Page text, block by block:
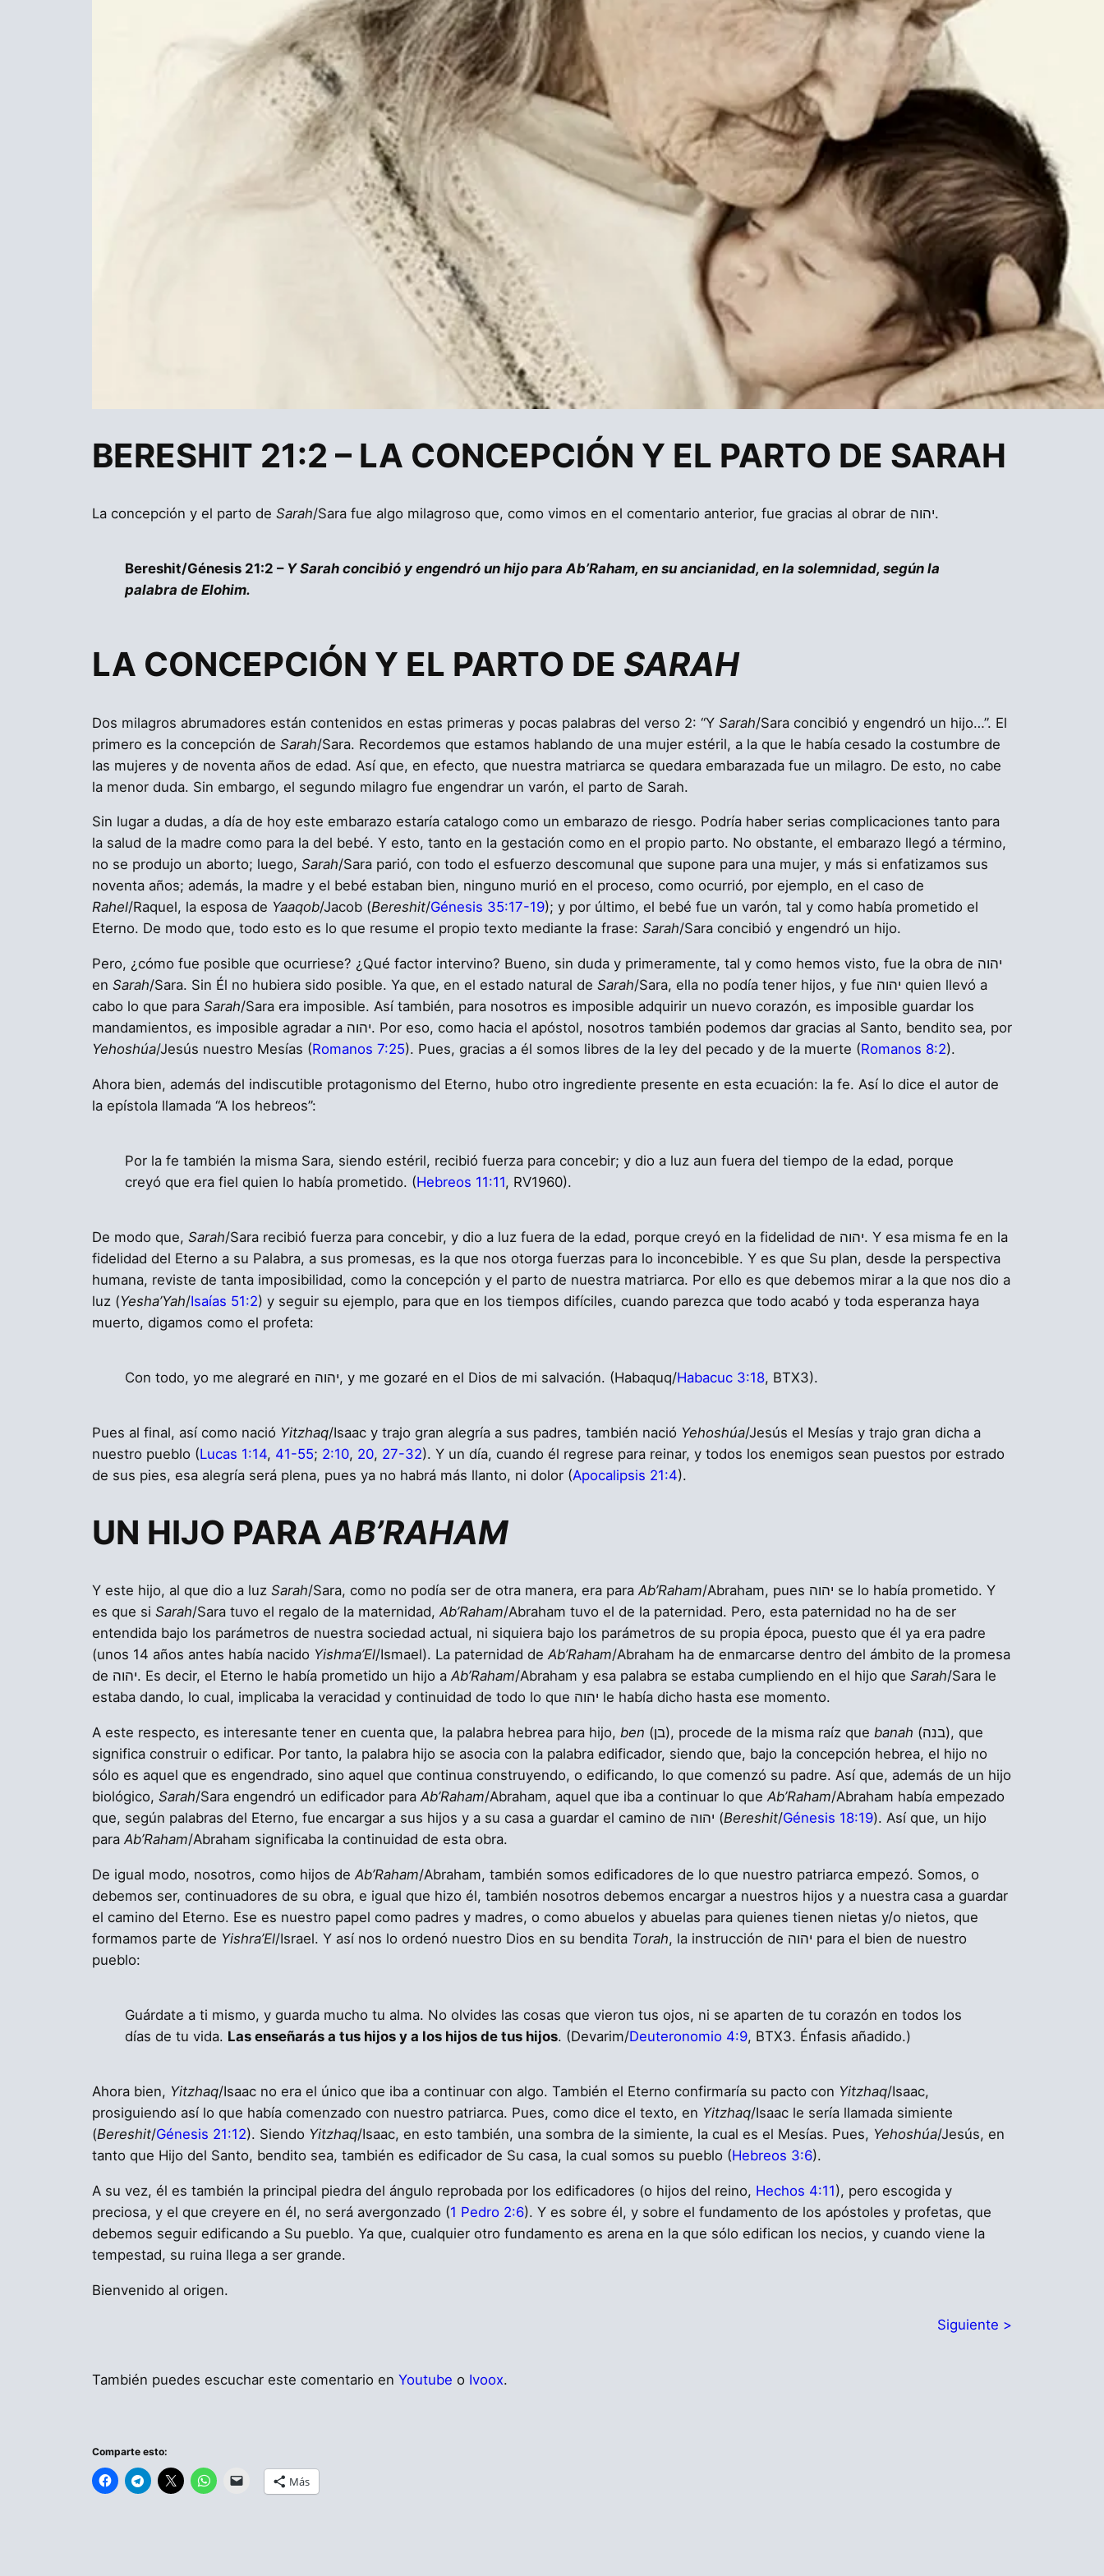
BERESHIT 21:2 – LA CONCEPCIÓN Y EL PARTO DE SARAH
La concepción y el parto de Sarah /Sara fue algo milagroso que, como vimos en el comentario anterior, fue gracias al obrar de יהוה.
Bereshit/Génesis 21:2 – Y Sarah concibió y engendró un hijo para Ab’Raham, en su ancianidad, en la solemnidad, según la
palabra de Elohim.
LA CONCEPCIÓN Y EL PARTO DE SARAH
Dos milagros abrumadores están contenidos en estas primeras y pocas palabras del verso 2: “Y Sarah/Sara concibió y engendró un hijo…”. El
primero es la concepción de Sarah/Sara. Recordemos que estamos hablando de una mujer estéril, a la que le había cesado la costumbre de
las mujeres y de noventa años de edad. Así que, en efecto, que nuestra matriarca se quedara embarazada fue un milagro. De esto, no cabe
la menor duda. Sin embargo, el segundo milagro fue engendrar un varón, el parto de Sarah.
Sin lugar a dudas, a día de hoy este embarazo estaría catalogo como un embarazo de riesgo. Podría haber serias complicaciones tanto para
la salud de la madre como para la del bebé. Y esto, tanto en la gestación como en el propio parto. No obstante, el embarazo llegó a término,
no se produjo un aborto; luego, Sarah/Sara parió, con todo el esfuerzo descomunal que supone para una mujer, y más si enfatizamos sus
noventa años; además, la madre y el bebé estaban bien, ninguno murió en el proceso, como ocurrió, por ejemplo, en el caso de
Rahel/Raquel, la esposa de Yaaqob/Jacob (Bereshit/Génesis 35:17-19); y por último, el bebé fue un varón, tal y como había prometido el
Eterno. De modo que, todo esto es lo que resume el propio texto mediante la frase: Sarah/Sara concibió y engendró un hijo.
Pero, ¿cómo fue posible que ocurriese? ¿Qué factor intervino? Bueno, sin duda y primeramente, tal y como hemos visto, fue la obra de יהוה
en Sarah/Sara. Sin Él no hubiera sido posible. Ya que, en el estado natural de Sarah/Sara, ella no podía tener hijos, y fue יהוה quien llevó a
cabo lo que para Sarah/Sara era imposible. Así también, para nosotros es imposible adquirir un nuevo corazón, es imposible guardar los
mandamientos, es imposible agradar a יהוה. Por eso, como hacia el apóstol, nosotros también podemos dar gracias al Santo, bendito sea, por
Yehoshúa/Jesús nuestro Mesías (Romanos 7:25). Pues, gracias a él somos libres de la ley del pecado y de la muerte (Romanos 8:2).
Ahora bien, además del indiscutible protagonismo del Eterno, hubo otro ingrediente presente en esta ecuación: la fe. Así lo dice el autor de
la epístola llamada “A los hebreos”:
Por la fe también la misma Sara, siendo estéril, recibió fuerza para concebir; y dio a luz aun fuera del tiempo de la edad, porque
creyó que era fiel quien lo había prometido. (Hebreos 11:11, RV1960).
De modo que, Sarah/Sara recibió fuerza para concebir, y dio a luz fuera de la edad, porque creyó en la fidelidad de יהוה. Y esa misma fe en la
fidelidad del Eterno a su Palabra, a sus promesas, es la que nos otorga fuerzas para lo inconcebible. Y es que Su plan, desde la perspectiva
humana, reviste de tanta imposibilidad, como la concepción y el parto de nuestra matriarca. Por ello es que debemos mirar a la que nos dio a
luz (Yesha’Yah/Isaías 51:2) y seguir su ejemplo, para que en los tiempos difíciles, cuando parezca que todo acabó y toda esperanza haya
muerto, digamos como el profeta:
Con todo, yo me alegraré en יהוה, y me gozaré en el Dios de mi salvación. (Habaquq/Habacuc 3:18, BTX3).
Pues al final, así como nació Yitzhaq/Isaac y trajo gran alegría a sus padres, también nació Yehoshúa/Jesús el Mesías y trajo gran dicha a
nuestro pueblo (Lucas 1:14, 41-55; 2:10, 20, 27-32). Y un día, cuando él regrese para reinar, y todos los enemigos sean puestos por estrado
de sus pies, esa alegría será plena, pues ya no habrá más llanto, ni dolor (Apocalipsis 21:4).
UN HIJO PARAAB’RAHAM
Y este hijo, al que dio a luz Sarah/Sara, como no podía ser de otra manera, era paraAb’Raham/Abraham, pues יהוה se lo había prometido. Y
es que si Sarah/Sara tuvo el regalo de la maternidad,Ab’Raham/Abraham tuvo el de la paternidad. Pero, esta paternidad no ha de ser
entendida bajo los parámetros de nuestra sociedad actual, ni siquiera bajo los parámetros de su propia época, puesto que él ya era padre
(unos 14 años antes había nacido Yishma’El/Ismael). La paternidad deAb’Raham/Abraham ha de enmarcarse dentro del ámbito de la promesa
de יהוה. Es decir, el Eterno le había prometido un hijo aAb’Raham/Abraham y esa palabra se estaba cumpliendo en el hijo que Sarah/Sara le
estaba dando, lo cual, implicaba la veracidad y continuidad de todo lo que יהוה le había dicho hasta ese momento.
A este respecto, es interesante tener en cuenta que, la palabra hebrea para hijo, ben (בן), procede de la misma raíz que banah (בנה), que
significa construir o edificar. Por tanto, la palabra hijo se asocia con la palabra edificador, siendo que, bajo la concepción hebrea, el hijo no
sólo es aquel que es engendrado, sino aquel que continua construyendo, o edificando, lo que comenzó su padre. Así que, además de un hijo
biológico, Sarah/Sara engendró un edificador paraAb’Raham/Abraham, aquel que iba a continuar lo queAb’Raham/Abraham había empezado
que, según palabras del Eterno, fue encargar a sus hijos y a su casa a guardar el camino de יהוה (Bereshit/Génesis 18:19). Así que, un hijo
paraAb’Raham/Abraham significaba la continuidad de esta obra.
De igual modo, nosotros, como hijos de Ab’Raham/Abraham, también somos edificadores de lo que nuestro patriarca empezó. Somos, o
debemos ser, continuadores de su obra, e igual que hizo él, también nosotros debemos encargar a nuestros hijos y a nuestra casa a guardar
el camino del Eterno. Ese es nuestro papel como padres y madres, o como abuelos y abuelas para quienes tienen nietas y/o nietos, que
formamos parte de Yishra’El/Israel. Y así nos lo ordenó nuestro Dios en su bendita Torah, la instrucción de יהוה para el bien de nuestro
pueblo:
Guárdate a ti mismo, y guarda mucho tu alma. No olvides las cosas que vieron tus ojos, ni se aparten de tu corazón en todos los
días de tu vida. Las enseñarás a tus hijos y a los hijos de tus hijos. (Devarim/Deuteronomio 4:9, BTX3. Énfasis añadido.)
Ahora bien, Yitzhaq/Isaac no era el único que iba a continuar con algo. También el Eterno confirmaría su pacto con Yitzhaq/Isaac,
prosiguiendo así lo que había comenzado con nuestro patriarca. Pues, como dice el texto, en Yitzhaq/Isaac le sería llamada simiente
(Bereshit/Génesis 21:12). Siendo Yitzhaq/Isaac, en esto también, una sombra de la simiente, la cual es el Mesías. Pues, Yehoshúa/Jesús, en
tanto que Hijo del Santo, bendito sea, también es edificador de Su casa, la cual somos su pueblo (Hebreos 3:6).
A su vez, él es también la principal piedra del ángulo reprobada por los edificadores (o hijos del reino, Hechos 4:11), pero escogida y
preciosa, y el que creyere en él, no será avergonzado (1 Pedro 2:6). Y es sobre él, y sobre el fundamento de los apóstoles y profetas, que
debemos seguir edificando a Su pueblo. Ya que, cualquier otro fundamento es arena en la que sólo edifican los necios, y cuando viene la
tempestad, su ruina llega a ser grande.
Bienvenido al origen.
Siguiente >
También puedes escuchar este comentario en Youtube o Ivoox.
Comparte esto:
Más